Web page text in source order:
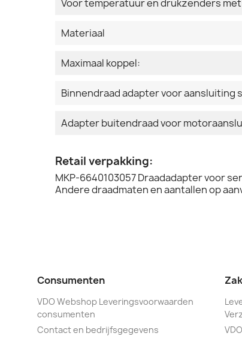
Voor temperatuur en drukzenders
Materiaal
Maximaal koppel:
Binnendraad adapter voor aansluiting
Adapter buitendraad voor
Retail verpakking:
MKP-6640103057 Draadadapter voor
Andere draadmaten en aantallen op
Consumenten
VDO Webshop Leveringsvoorwaarden
consumenten
Contact en bedrijfsgegevens